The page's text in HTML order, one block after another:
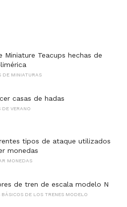
Miniature Teacups hechas de
DE MINIATURAS
casas de hadas
DE VERANO
tipos de ataque utilizados
monedas
MONEDAS
de tren de escala modelo N
BÁSICOS DE LOS TRENES MODELO